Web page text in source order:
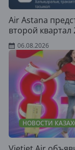
Air Astana
второй квартал
06.08.2026
НОВОСТИ